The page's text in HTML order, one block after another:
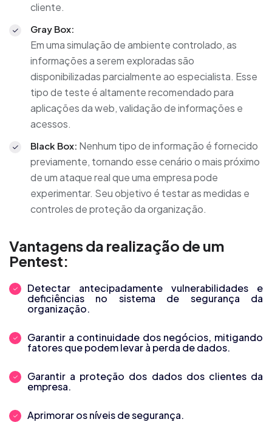
cliente.
Gray Box:
Em uma simulação de ambiente controlado, as
informações a serem exploradas são
disponibilizadas parcialmente ao especialista. Esse
tipo de teste é altamente recomendado para
aplicações da web, validação de informações e
acessos.
Black Box: Nenhum tipo de informação é fornecido
previamente, tornando esse cenário o mais próximo
de um ataque real que uma empresa pode
experimentar. Seu objetivo é testar as medidas e
controles de proteção da organização.
Vantagens da realização de um
Pentest:
Detectar antecipadamente vulnerabilidades e
deficiências no sistema de segurança da
organização.
Garantir a continuidade dos negócios, mitigando
fatores que podem levar à perda de dados.
Garantir a proteção dos dados dos clientes da
empresa.
Aprimorar os níveis de segurança.